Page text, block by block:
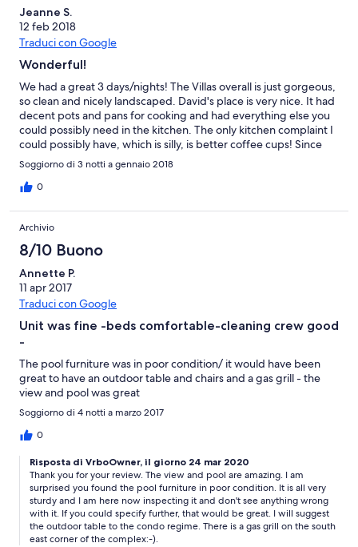
Jeanne S.
12 feb 2018
Traduci con Google
Wonderful!
We had a great 3 days/nights! The Villas overall is just gorgeous,
so clean and nicely landscaped. David's place is very nice. It had
decent pots and pans for cooking and had everything else you
could possibly need in the kitchen. The only kitchen complaint I
could possibly have, which is silly, is better coffee cups! Since
you can't really see the ocean from this unit full on - it is easy to
go sit on the beach to watch the waves and his cups are pretty
small. I know, silly! The bathrooms are great and the bedrooms
2nd bedroom). The bed was super comfy as well. The only
reason I didn't give it a 5 star was because of the fact that we
couldn't see the ocean like we were hoping. You could hear it
wonderfully, though. He had nice information packets in the unit
and his recommendations were spot on.
Soggiorno di 3 notti a gennaio 2018
0
Archivio
8/10 Buono
Annette P.
11 apr 2017
Traduci con Google
Unit was fine -beds comfortable-cleaning crew good
-
The pool furniture was in poor condition/ it would have been
great to have an outdoor table and chairs and a gas grill - the
view and pool was great
Soggiorno di 4 notti a marzo 2017
0
Risposta di VrboOwner, il giorno 24 mar 2020
Thank you for your review. The view and pool are amazing. I am
surprised you found the pool furniture in poor condition. It is all very
sturdy and I am here now inspecting it and don't see anything wrong
with it. If you could specify further, that would be great. I will suggest
the outdoor table to the condo regime. There is a gas grill on the south
east corner of the complex:-).